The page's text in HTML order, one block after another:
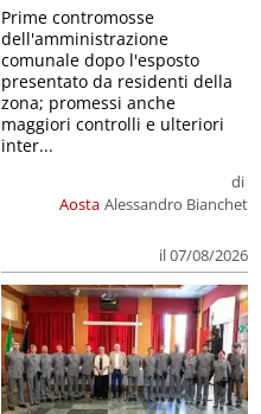
Aosta
di
Alessandro Bianchet
il 07/08/2026
Prime contromosse
dell'amministrazione
comunale dopo l'esposto
presentato da residenti della
zona; promessi anche
maggiori controlli e ulteriori
inter...